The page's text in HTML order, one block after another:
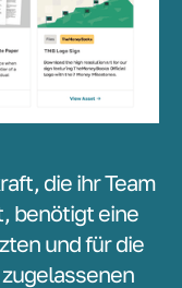
die ihr Team
benötigt eine
und für die